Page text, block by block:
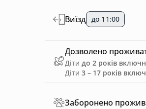
Заборонено
Виїзд до 11:00
Дозволено
Діти до 2 років
Діти 3 – 17 років